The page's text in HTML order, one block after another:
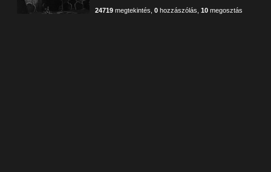
24719 megtekintés ,0 hozzászólás ,10 megosztás